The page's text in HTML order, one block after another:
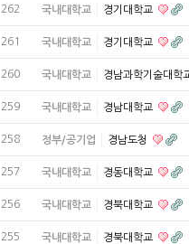
262 국내대학교 경기대학교
261 국내대학교 경기대학교
260 국내대학교 경남과학기술대학
259 국내대학교 경남대학교
258 정부/공기업 경남도청
257 국내대학교 경동대학교
256 국내대학교 경북대학교
255 국내대학교 경북대학교